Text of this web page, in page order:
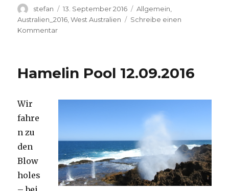
Autor
stefan
Veröffentlicht
am
13. September 2016 Kategorien
Allgemein
Australien_2016 ,West Australien
Schreibe einen
Kommentarzu
Hamelin Pool 12.09.2016
Wir
fahre
n zu
den
Blow
holes